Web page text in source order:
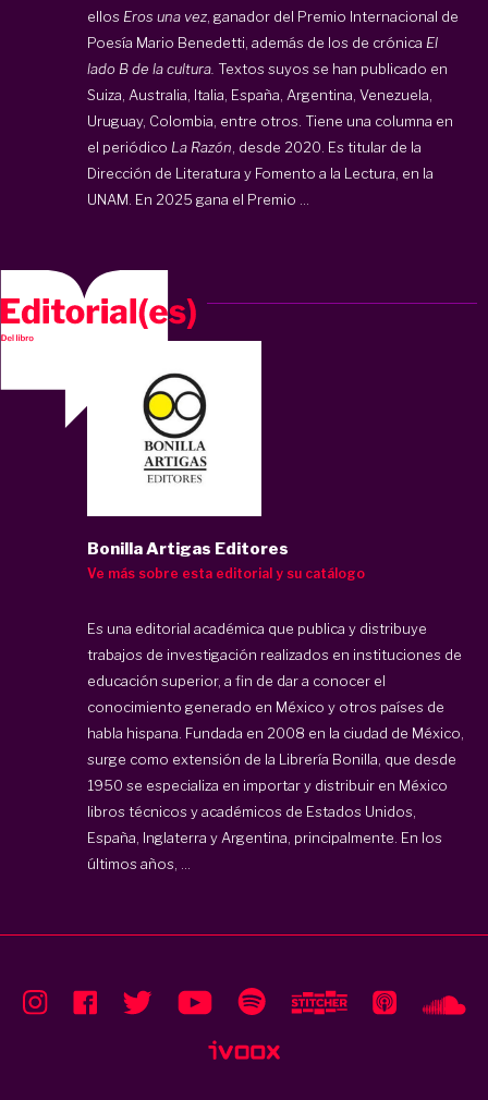
ellos Eros una vez , ganador del Premio Internacional de
Poesía Mario Benedetti, además de los de crónica El
lado B de la cultura. Textos suyos se han publicado en
Suiza, Australia, Italia, España, Argentina, Venezuela,
Uruguay, Colombia, entre otros. Tiene una columna en
el periódico La Razón , desde 2020. Es titular de la
Dirección de Literatura y Fomento a la Lectura, en la
UNAM. En 2025 gana el Premio ...
Bonilla Artigas Editores
Ve más sobre esta editorial y su catálogo
Es una editorial académica que publica y distribuye
trabajos de investigación realizados en instituciones de
educación superior, a fin de dar a conocer el
conocimiento generado en México y otros países de
habla hispana. Fundada en 2008 en la ciudad de México,
surge como extensión de la Librería Bonilla, que desde
1950 se especializa en importar y distribuir en México
libros técnicos y académicos de Estados Unidos,
España, Inglaterra y Argentina, principalmente. En los
últimos años, ...